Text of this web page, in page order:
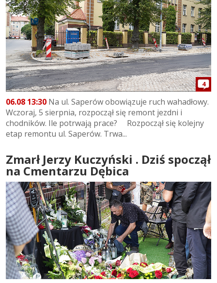
4
06.08 13:30 Na ul. Saperów obowiązuje ruch wahadłowy.
Wczoraj, 5 sierpnia, rozpoczął się remont jezdni i
chodników. Ile potrwają prace? Rozpoczął się kolejny
etap remontu ul. Saperów. Trwa...
Zmarł Jerzy Kuczyński . Dziś spoczął
na Cmentarzu Dębica